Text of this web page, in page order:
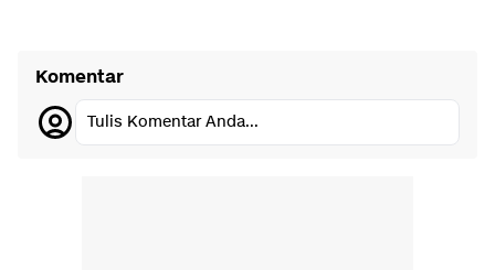
Komentar
Tulis Komentar Anda...